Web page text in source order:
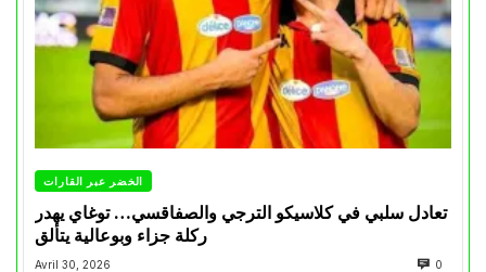
الخضر عبر القارات
تعادل سلبي في كلاسيكو الترجي والصفاقسي… توغاي يهدر
ركلة جزاء وبوعالية يتألق
Avril 30, 2026 0